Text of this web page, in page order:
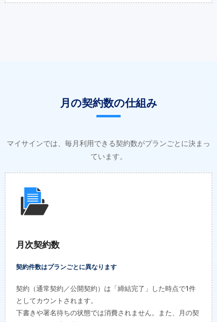
月の契約数の仕組み
マイサインでは、毎月利用できる契約数がプランごとに決まっ
ています。
月次契約数
契約件数はプランごとに異なります
契約（通常契約／公開契約）は「締結完了」した時点で1件
としてカウントされます。
下書きや署名待ちの状態では消費されません。また、月の契